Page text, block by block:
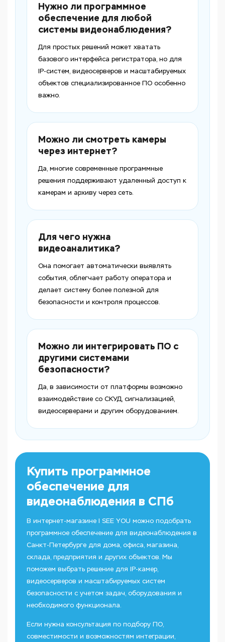
Нужно ли программное
обеспечение для любой
системы видеонаблюдения?
Для простых решений может хватать
базового интерфейса регистратора, но для
IP-систем, видеосерверов и масштабируемых
объектов специализированное ПО особенно
важно.
Можно ли смотреть камеры
через интернет?
Да, многие современные программные
решения поддерживают удаленный доступ к
камерам и архиву через сеть.
Для чего нужна
видеоаналитика?
Она помогает автоматически выявлять
события, облегчает работу оператора и
делает систему более полезной для
безопасности и контроля процессов.
Можно ли интегрировать ПО с
другими системами
безопасности?
Да, в зависимости от платформы возможно
взаимодействие со СКУД, сигнализацией,
видеосерверами и другим оборудованием.
Купить программное
обеспечение для
видеонаблюдения в СПб
В интернет-магазине I SEE YOU можно подобрать
программное обеспечение для видеонаблюдения в
Санкт-Петербурге для дома, офиса, магазина,
склада, предприятия и других объектов. Мы
поможем выбрать решение для IP-камер,
видеосерверов и масштабируемых систем
безопасности с учетом задач, оборудования и
необходимого функционала.
Если нужна консультация по подбору ПО,
совместимости и возможностям интеграции,